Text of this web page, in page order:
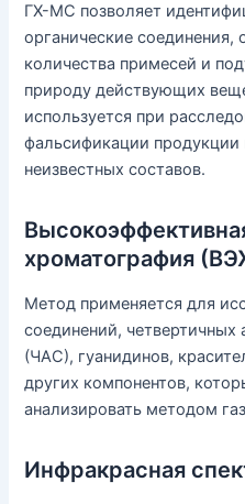
ГХ-МС позволяет
органические
количества примесей и
природу действующих
используется при
фальсификации продукции
неизвестных составов.
хроматография
Метод применяется для
соединений,
(ЧАС), гуанидинов,
других компонентов,
анализировать методом
Инфракрасная